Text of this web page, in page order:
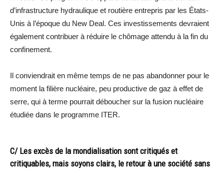
d’infrastructure hydraulique et routière entrepris par les États-
Unis à l’époque du New Deal. Ces investissements devraient
également contribuer à réduire le chômage attendu à la fin du
confinement.
Il conviendrait en même temps de ne pas abandonner pour le
moment la filière nucléaire, peu productive de gaz à effet de
serre, qui à terme pourrait déboucher sur la fusion nucléaire
étudiée dans le programme ITER.
C/ Les excès de la mondialisation sont critiqués et
critiquables, mais soyons clairs, le retour à une société sans